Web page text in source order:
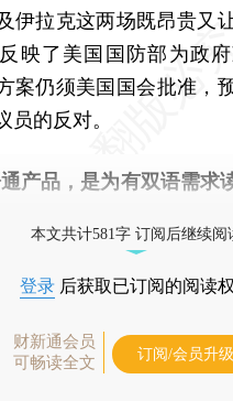
伊拉克这两场既昂贵又
映了美国国防部为政
案仍须美国国会批准，
员的反对。
产品，是为有双语需求
本文共计581字 订阅后继续阅
登录 后获取已订阅的阅读
财新通会员
可畅读全文
订阅/会员升级